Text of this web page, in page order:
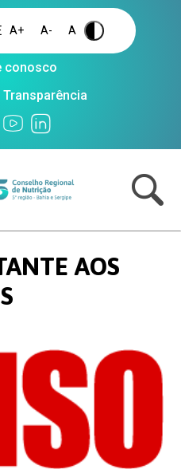
A+ A- A .
conosco
Transparência
AOS